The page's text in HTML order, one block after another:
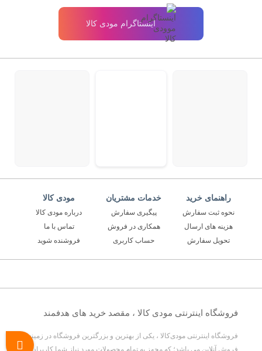
اینستاگرام مودی کالا
راهنمای خرید
نحوه ثبت سفارش
هزینه های ارسال
تحویل سفارش
خدمات مشتریان
پیگیری سفارش
همکاری در فروش
حساب کاربری
مودی کالا
درباره مودی کالا
تماس با ما
فروشنده شوید
فروشگاه اینترنتی مودی کالا ، مقصد خرید های هدفمند
فروشگاه اینترنتی مودی‌کالا ، یکی از بهترین و بزرگترین فروشگاه در زمینه
فروش آنلاین می باشد؛ که مجهز به تمام محصولات مورد نیاز شما کاربران